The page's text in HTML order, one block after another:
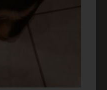
bereitstellen, die
und
im Sinne des Benutzers